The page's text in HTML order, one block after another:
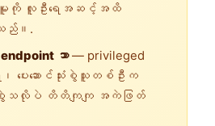
ကို လူဦးရေအဆင့်အထိ
သည်။.
သာ— privileged
ပေးဆောင်သုံးစွဲသူတစ်ဦးက
စွဲသလိုပဲ တိတိကျကျ အကဲဖြတ်